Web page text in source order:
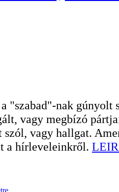
"szabad"-nak
vagy megbízó
szól, vagy hallgat.
a hírleveleinkről.